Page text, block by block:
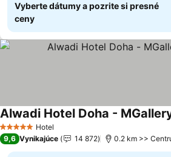
Vyberte dátumy a pozrite si presné
ceny
5 Počet hviezdičiek
Hotel
Alwadi Hotel Doha -
9,6 Vynikajúce 14 872 0.2 km >>